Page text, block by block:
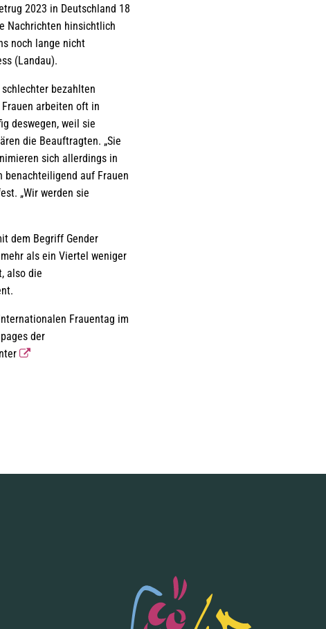
2023 in Deutschland 18
Nachrichten hinsichtlich
noch lange nicht
(Landau).
bezahlten
arbeiten oft in
deswegen, weil sie
die Beauftragten. „Sie
sich allerdings in
benachteiligend auf Frauen
„Wir werden sie
dem Begriff Gender
als ein Viertel weniger
also die
Frauentag im
der